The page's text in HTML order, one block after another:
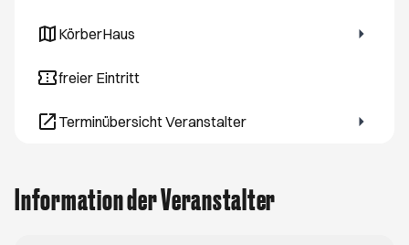
KörberHaus
Öffnet ein neues Browser-Tab
freier Eintritt
Terminübersicht Veranstalter
Öffnet ein neues Browser-Tab
Information der Veranstalter